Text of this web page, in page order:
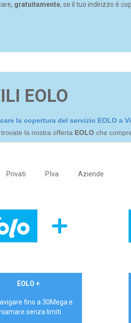
gratuitamente, se il tuo indirizzo è
EOLO
la copertura del servizio EOLO a
la nostra offerta EOLO che
Privati P.Iva Aziende
meseEOLO +
fino a 30Mega e
senza limiti